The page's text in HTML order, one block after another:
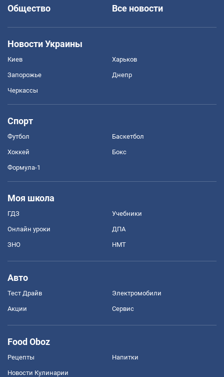
Общество
Все новости
Новости Украины
Киев Харьков
Запорожье Днепр
Черкассы
Спорт
Футбол Баскетбол
Хоккей Бокс
Формула-1
Моя школа
ГДЗ Учебники
Онлайн уроки ДПА
ЗНО НМТ
Авто
Тест Драйв Электромобили
Акции Сервис
Food Oboz
Рецепты Напитки
Новости Кулинарии